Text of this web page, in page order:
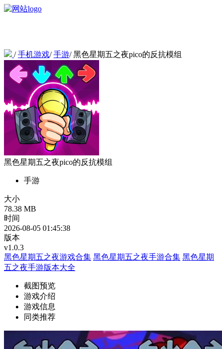
/手机游戏/手游/黑色星期五之夜pico的反抗模组
黑色星期五之夜pico的反抗模组
手游
大小
78.38 MB
时间
2026-08-05 01:45:38
版本
v1.0.3
黑色星期五之夜游戏合集 黑色星期五之夜手游合集 黑色星期
五之夜手游版本大全
截图预览
游戏介绍
游戏信息
同类推荐